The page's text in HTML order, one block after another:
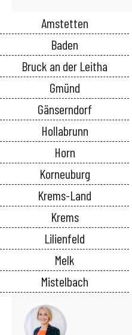
Amstetten
Baden
Bruck an der Leitha
Gmünd
Gänserndorf
Hollabrunn
Horn
Korneuburg
Krems-Land
Krems
Lilienfeld
Melk
Mistelbach